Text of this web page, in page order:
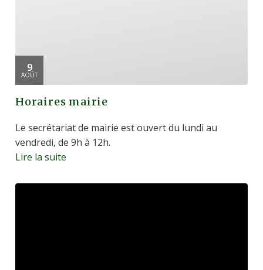
9
AOÛT
Horaires mairie
Le secrétariat de mairie est ouvert du lundi au
vendredi, de 9h à 12h.
Lire la suite